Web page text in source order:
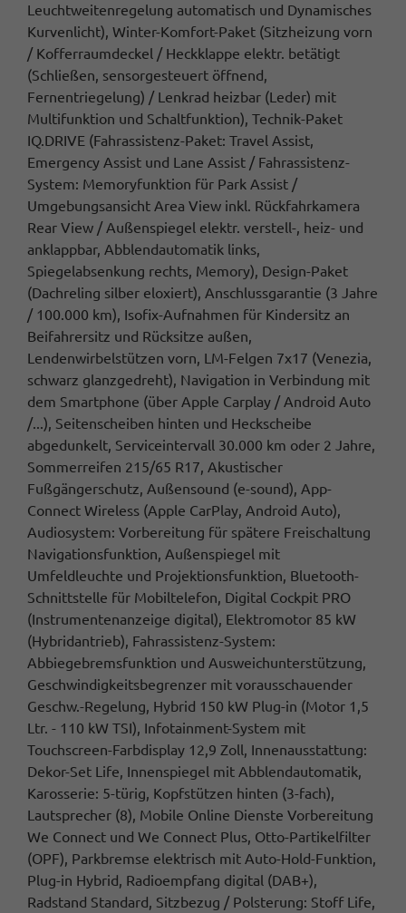
Leuchtweitenregelung automatisch und Dynamisches
Kurvenlicht), Winter-Komfort-Paket (Sitzheizung vorn
/ Kofferraumdeckel / Heckklappe elektr. betätigt
(Schließen, sensorgesteuert öffnend,
Fernentriegelung) / Lenkrad heizbar (Leder) mit
Multifunktion und Schaltfunktion), Technik-Paket
IQ.DRIVE (Fahrassistenz-Paket: Travel Assist,
Emergency Assist und Lane Assist / Fahrassistenz-
System: Memoryfunktion für Park Assist /
Umgebungsansicht Area View inkl. Rückfahrkamera
Rear View / Außenspiegel elektr. verstell-, heiz- und
anklappbar, Abblendautomatik links,
Spiegelabsenkung rechts, Memory), Design-Paket
(Dachreling silber eloxiert), Anschlussgarantie (3 Jahre
/ 100.000 km), Isofix-Aufnahmen für Kindersitz an
Beifahrersitz und Rücksitze außen,
Lendenwirbelstützen vorn, LM-Felgen 7x17 (Venezia,
schwarz glanzgedreht), Navigation in Verbindung mit
dem Smartphone (über Apple Carplay / Android Auto
/...), Seitenscheiben hinten und Heckscheibe
abgedunkelt, Serviceintervall 30.000 km oder 2 Jahre,
Sommerreifen 215/65 R17, Akustischer
Fußgängerschutz, Außensound (e-sound), App-
Connect Wireless (Apple CarPlay, Android Auto),
Audiosystem: Vorbereitung für spätere Freischaltung
Navigationsfunktion, Außenspiegel mit
Umfeldleuchte und Projektionsfunktion, Bluetooth-
Schnittstelle für Mobiltelefon, Digital Cockpit PRO
(Instrumentenanzeige digital), Elektromotor 85 kW
(Hybridantrieb), Fahrassistenz-System:
Abbiegebremsfunktion und Ausweichunterstützung,
Geschwindigkeitsbegrenzer mit vorausschauender
Geschw.-Regelung, Hybrid 150 kW Plug-in (Motor 1,5
Ltr. - 110 kW TSI), Infotainment-System mit
Touchscreen-Farbdisplay 12,9 Zoll, Innenausstattung:
Dekor-Set Life, Innenspiegel mit Abblendautomatik,
Karosserie: 5-türig, Kopfstützen hinten (3-fach),
Lautsprecher (8), Mobile Online Dienste Vorbereitung
We Connect und We Connect Plus, Otto-Partikelfilter
(OPF), Parkbremse elektrisch mit Auto-Hold-Funktion,
Plug-in Hybrid, Radioempfang digital (DAB+),
Radstand Standard, Sitzbezug / Polsterung: Stoff Life,